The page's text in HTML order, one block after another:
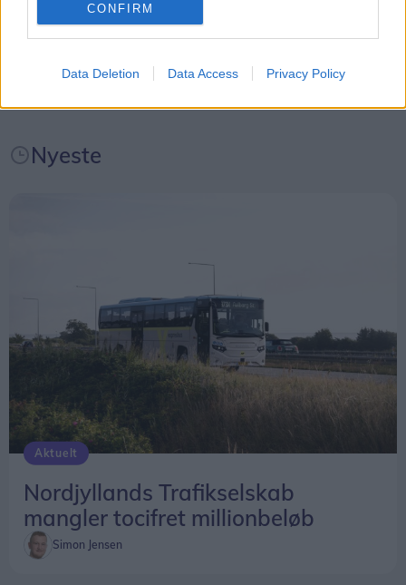
CONFIRM
Data Deletion Data Access Privacy Policy
Shopping
Nyeste
Aktuelt
Nordjyllands Trafikselskab
mangler tocifret millionbeløb
Simon Jensen